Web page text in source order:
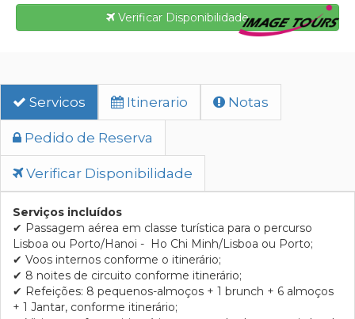
Verificar Disponibilidade
Servicos Itinerario Notas
Pedido de Reserva
Verificar Disponibilidade
Serviços incluídos
✔ Passagem aérea em classe turística para o percurso
Lisboa ou Porto/Hanoi - Ho Chi Minh/Lisboa ou Porto;
✔ Voos internos conforme o itinerário;
✔ 8 noites de circuito conforme itinerário;
✔ Refeições: 8 pequenos-almoços + 1 brunch + 6 almoços
+ 1 Jantar, conforme itinerário;